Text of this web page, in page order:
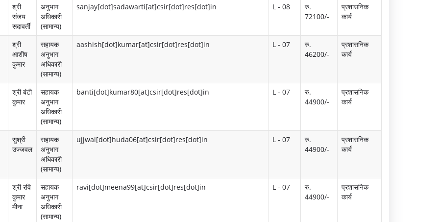
प्र
क्रि
प्र
ह
द
वे
हि
त
धा
e
श्री
संजय
सदावर्ती
अनुभाग
अधिकारी
(सामान्य)
sanjay[dot]sadawarti[at]csir[dot]res[dot]in L - 08
रु.
72100/-
प्रशासनिक
कार्य
श्री
आशीष
कुमार
सहायक
अनुभाग
अधिकारी
(सामान्य)
aashish[dot]kumar[at]csir[dot]res[dot]in L - 07
रु.
46200/-
प्रशासनिक
कार्य
श्री बंटी
कुमार
सहायक
अनुभाग
अधिकारी
(सामान्य)
banti[dot]kumar80[at]csir[dot]res[dot]in L - 07
रु.
44900/-
प्रशासनिक
कार्य
सुश्री
उज्जवल
सहायक
अनुभाग
अधिकारी
(सामान्य)
ujjwal[dot]huda06[at]csir[dot]res[dot]in L - 07
रु.
44900/-
प्रशासनिक
कार्य
श्री रवि
कुमार
मीना
सहायक
अनुभाग
अधिकारी
(सामान्य)
ravi[dot]meena99[at]csir[dot]res[dot]in L - 07
रु.
44900/-
प्रशासनिक
कार्य